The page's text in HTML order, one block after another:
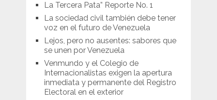
La Tercera Pata” Reporte No. 1
La sociedad civil también debe tener
voz en el futuro de Venezuela
Lejos, pero no ausentes: sabores que
se unen por Venezuela
Venmundo y el Colegio de
Internacionalistas exigen la apertura
inmediata y permanente del Registro
Electoral en el exterior